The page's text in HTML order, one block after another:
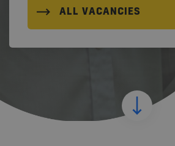
ALL VACANCIES